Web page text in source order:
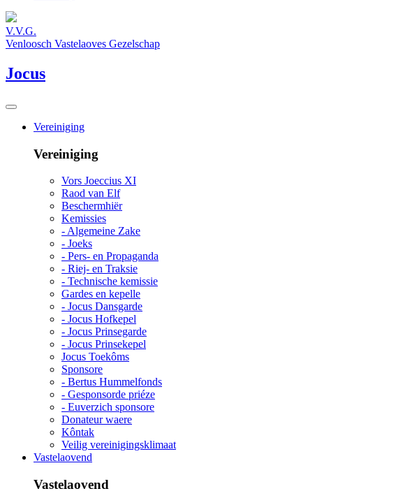
V.V.G.
Venloosch Vastelaoves Gezelschap
Jocus
Vereiniging
Vereiniging
Vors Joeccius XI
Raod van Elf
Beschermhiër
Kemissies
- Algemeine Zake
- Joeks
- Pers- en Propaganda
- Riej- en Traksie
- Technische kemissie
Gardes en kepelle
- Jocus Dansgarde
- Jocus Hofkepel
- Jocus Prinsegarde
- Jocus Prinsekepel
Jocus Toekôms
Sponsore
- Bertus Hummelfonds
- Gesponsorde priéze
- Euverzich sponsore
Donateur waere
Kôntak
Veilig vereinigingsklimaat
Vastelaovend
Vastelaovend